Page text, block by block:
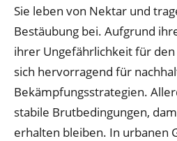
Sie leben von Nektar und
Bestäubung bei. Aufgrund
ihrer Ungefährlichkeit für
sich hervorragend für
Bekämpfungsstrategien.
stabile Brutbedingungen,
erhalten bleiben. In urbanen